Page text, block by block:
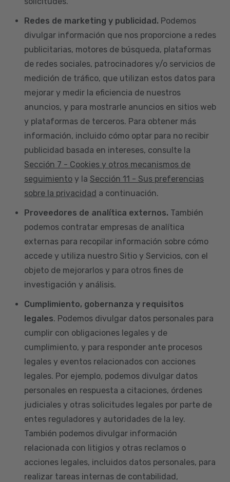
Redes de marketing y publicidad. Podemos
divulgar información que nos proporcione a redes
publicitarias, motores de búsqueda, plataformas
de redes sociales, patrocinadores y/o servicios de
medición de tráfico, que utilizan estos datos para
mejorar y medir la eficiencia de nuestros
anuncios, y para mostrarle anuncios en sitios web
y plataformas de terceros. Para obtener más
información, incluido cómo optar para no recibir
publicidad basada en intereses, consulte la
Sección 7 - Cookies y otros mecanismos de
seguimiento y la Sección 11 - Sus preferencias
sobre la privacidad a continuación.
Proveedores de analítica externos. También
podemos contratar empresas de analítica
externas para recopilar información sobre cómo
accede y utiliza nuestro Sitio y Servicios, con el
objeto de mejorarlos y para otros fines de
investigación y análisis.
Cumplimiento, gobernanza y requisitos
legales. Podemos divulgar datos personales para
cumplir con obligaciones legales y de
cumplimiento, y para responder ante procesos
legales y eventos relacionados con acciones
legales. Por ejemplo, podemos divulgar datos
personales en respuesta a citaciones, órdenes
judiciales y otras solicitudes legales por parte de
entes reguladores y autoridades de la ley.
También podemos divulgar información
relacionada con litigios y otras reclamos o
acciones legales, incluidos datos personales, para
realizar tareas internas de contabilidad,